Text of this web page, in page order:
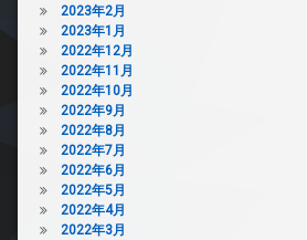
2023年2月
2023年1月
2022年12月
2022年11月
2022年10月
2022年9月
2022年8月
2022年7月
2022年6月
2022年5月
2022年4月
2022年3月